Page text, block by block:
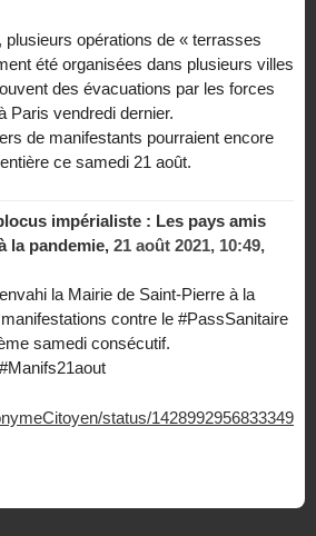
opérations de « terrasses
été organisées dans plusieurs villes
des évacuations par les forces
Paris vendredi dernier.
de manifestants pourraient encore
ce samedi 21 août.
impérialiste : Les pays amis
la pandemie, 21 août 2021, 10:49,
la Mairie de Saint-Pierre à la
contre le #PassSanitaire
samedi consécutif.
status/1428992956833349